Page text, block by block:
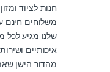
חנות לציוד
משלוחים חינם
שלנו מגיע לכל
איכותיים
מהדור הישן